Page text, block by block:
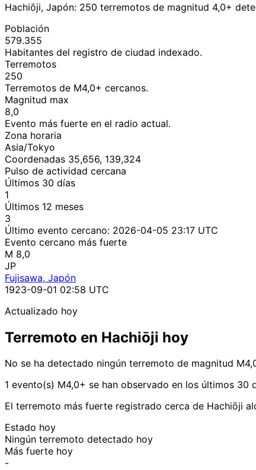
Hachiōji, Japón: 250 terremotos de magnitud 4,0+
Población
579.355
Habitantes del registro de ciudad indexado.
Terremotos
250
Terremotos de M4,0+ cercanos.
Magnitud max
8,0
Evento más fuerte en el radio actual.
Zona horaria
Asia/Tokyo
Coordenadas 35,656, 139,324
Pulso de actividad cercana
Últimos 30 días
1
Últimos 12 meses
3
Último evento cercano: 2026-04-05 23:17 UTC
Evento cercano más fuerte
M 8,0
JP
Fujisawa, Japón
1923-09-01 02:58 UTC
Actualizado hoy
Terremoto en Hachiōji hoy
No se ha detectado ningún terremoto de magnitud
1 evento(s) M4,0+ se han observado en los últimos 30
El terremoto más fuerte registrado cerca de Hachiōji
Estado hoy
Ningún terremoto detectado hoy
Más fuerte hoy
-